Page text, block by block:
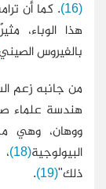
(16)
. كما أن
هذا الوباء،
بالفيروس
من جانبه زعم
هندسة علماء
ووهان، وهي
البيولوجية(18)
ذلك"(19)
.